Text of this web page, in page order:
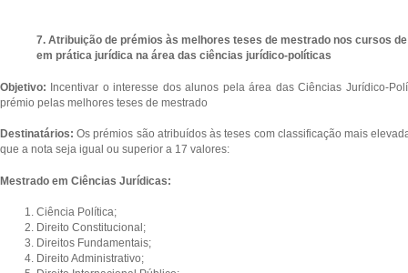
7. Atribuição de prémios às melhores teses de mestrado nos cursos
em prática jurídica na área das ciências jurídico-políticas
Objetivo: Incentivar o interesse dos alunos pela área das Ciências Jurídico-
prémio pelas melhores teses de mestrado
Destinatários:Os prémios são atribuídos às teses com classificação mais
que a nota seja igual ou superior a 17 valores:
Mestrado em Ciências Jurídicas:
Ciência Política;
Direito Constitucional;
Direitos Fundamentais;
Direito Administrativo;